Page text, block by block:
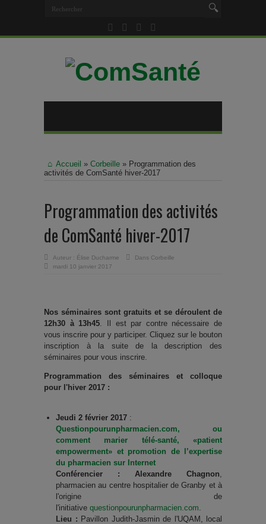
Accueil » Corbeille » Programmation des
activités de ComSanté hiver-2017
Programmation des activités
de ComSanté hiver-2017
Auteur : Élise Ducharme Dans Corbeille
mardi 10 janvier 2017
Nos séminaires sont gratuits et se déroulent de
12h30 à 13h45. Il est par contre nécessaire de
vous inscrire pour y participer. Cliquez sur le bouton
inscription à la suite de la description des
séminaires pour vous inscrire.
Programmation des séminaires et colloque
pour l'hiver 2017 :
Jeudi 2 février 2017 :
Questionpourunpharmacien.com, ou
comment marier télé-santé, «patient
empowerment» et promotion de l’expertise
du pharmacien sur Internet
Conférencier :
Alexandre Chagnon,
pharmacien au centre hospitalier de Granby et à
l'origine de
l'initiative questionpourunpharmacien.com.
Lieu : Pavillon Judith-Jasmin de l'UQAM, local